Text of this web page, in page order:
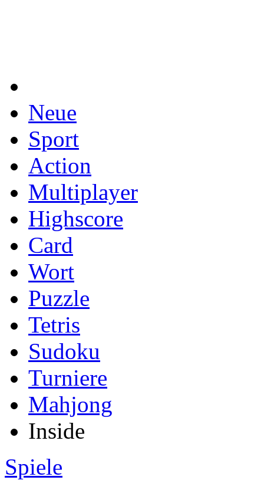
Neue
Sport
Action
Multiplayer
Highscore
Card
Wort
Puzzle
Tetris
Sudoku
Turniere
Mahjong
Inside
Spiele